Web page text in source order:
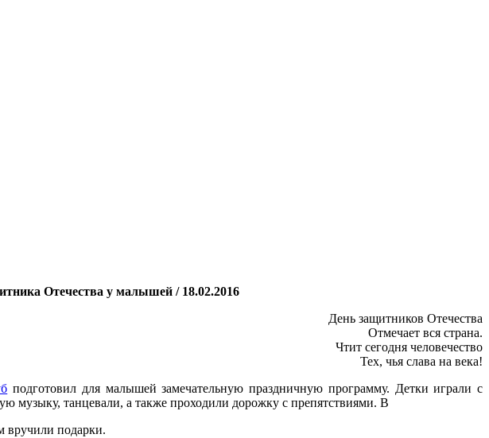
Отечества у малышей / 18.02.2016
День защитников Отечества
Отмечает вся страна.
Чтит сегодня человечество
Тех, чья слава на века!
подготовил для малышей замечательную праздничную программу. Детки играли с
музыку, танцевали, а также проходили дорожку с препятствиями. В
подарки.